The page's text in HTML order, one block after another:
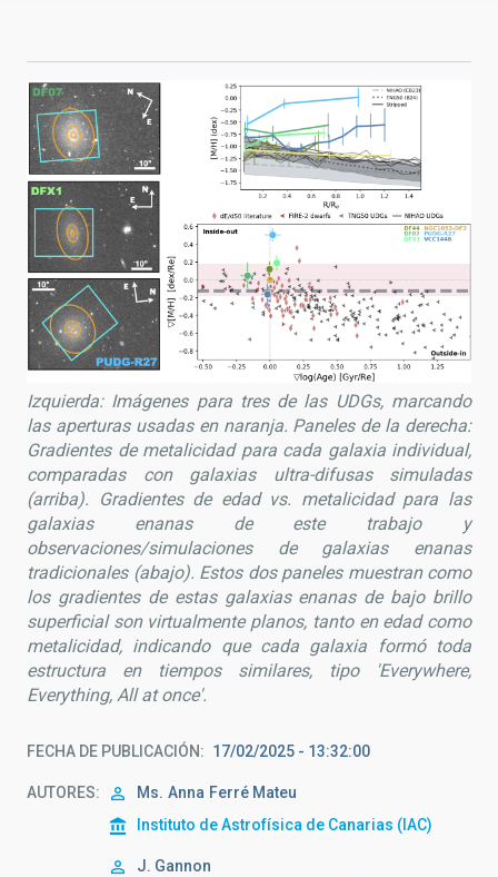
Izquierda: Imágenes para tres de las UDGs, marcando
las aperturas usadas en naranja. Paneles de la derecha:
Gradientes de metalicidad para cada galaxia individual,
comparadas con galaxias ultra-difusas simuladas
(arriba). Gradientes de edad vs. metalicidad para las
galaxias enanas de este trabajo y
observaciones/simulaciones de galaxias enanas
tradicionales (abajo). Estos dos paneles muestran como
los gradientes de estas galaxias enanas de bajo brillo
superficial son virtualmente planos, tanto en edad como
metalicidad, indicando que cada galaxia formó toda
estructura en tiempos similares, tipo 'Everywhere,
Everything, All at once'.
FECHA DE PUBLICACIÓN 17/02/2025 - 13:32:00
AUTORES Ms. Anna Ferré Mateu
Instituto de Astrofísica de Canarias (IAC)
J. Gannon